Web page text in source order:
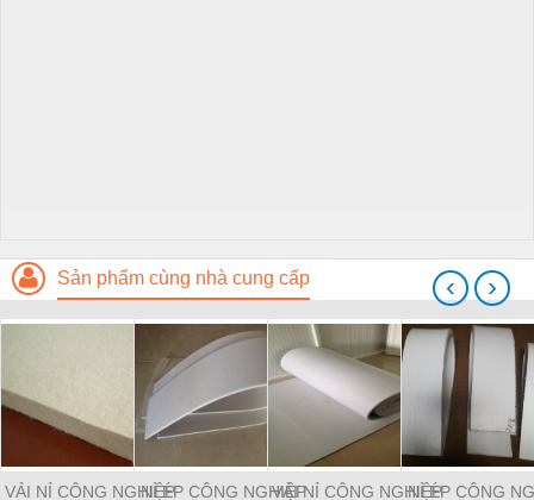
Sản phẩm cùng nhà cung cấp
VẢI NỈ CÔNG NGHIỆPNỈ ÉP CÔNG NGHIỆPVẢI NỈ CÔNG NGHIỆPNỈ ÉP CÔNG
‹ ›